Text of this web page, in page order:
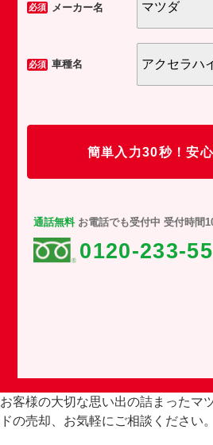
必須 メーカー名
必須 車種名
簡単入力30秒！安
通話無料お電話でも受付中 受付時間
0120-233-
お客様の大切な思い出の詰まったマ
ドの売却、お気軽にご相談ください。